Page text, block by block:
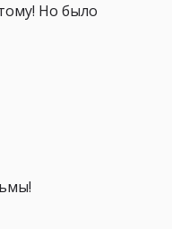
Но было